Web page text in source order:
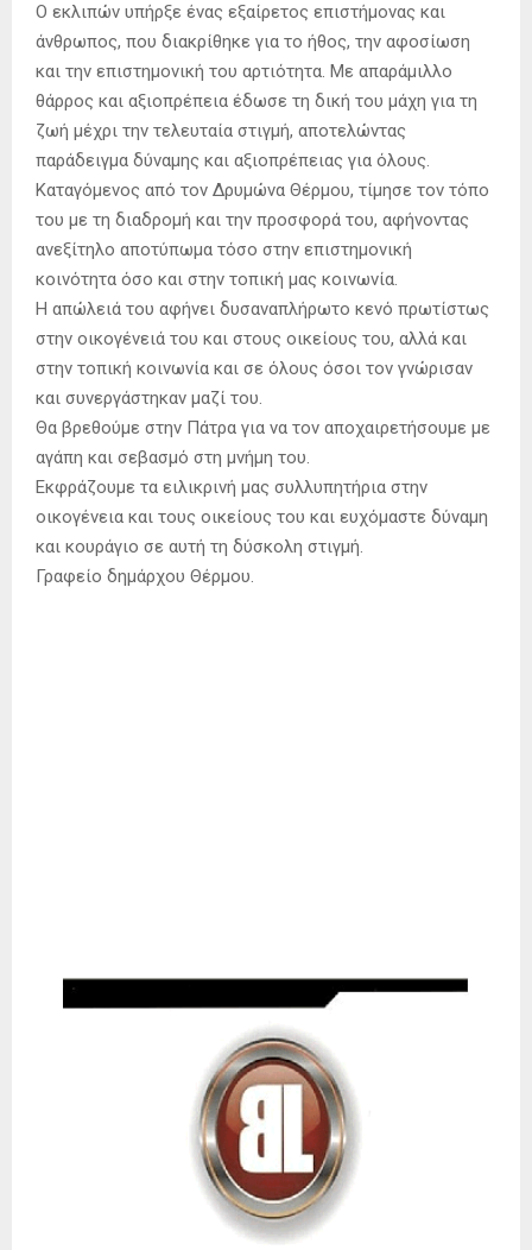
Ο εκλιπών υπήρξε ένας εξαίρετος επιστήμονας και
άνθρωπος, που διακρίθηκε για το ήθος, την αφοσίωση
και την επιστημονική του αρτιότητα. Με απαράμιλλο
θάρρος και αξιοπρέπεια έδωσε τη δική του μάχη για τη
ζωή μέχρι την τελευταία στιγμή, αποτελώντας
παράδειγμα δύναμης και αξιοπρέπειας για όλους.
Καταγόμενος από τον Δρυμώνα Θέρμου, τίμησε τον τόπο
του με τη διαδρομή και την προσφορά του, αφήνοντας
ανεξίτηλο αποτύπωμα τόσο στην επιστημονική
κοινότητα όσο και στην τοπική μας κοινωνία.
Η απώλειά του αφήνει δυσαναπλήρωτο κενό πρωτίστως
στην οικογένειά του και στους οικείους του, αλλά και
στην τοπική κοινωνία και σε όλους όσοι τον γνώρισαν
και συνεργάστηκαν μαζί του.
Θα βρεθούμε στην Πάτρα για να τον αποχαιρετήσουμε με
αγάπη και σεβασμό στη μνήμη του.
Εκφράζουμε τα ειλικρινή μας συλλυπητήρια στην
οικογένεια και τους οικείους του και ευχόμαστε δύναμη
και κουράγιο σε αυτή τη δύσκολη στιγμή.
Γραφείο δημάρχου Θέρμου.